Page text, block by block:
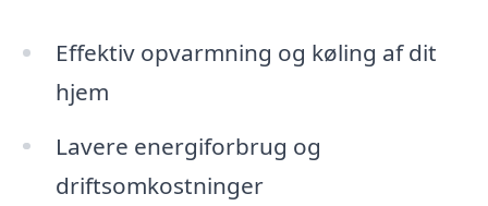
Effektiv opvarmning og køling af dit
hjem
Lavere energiforbrug og
driftsomkostninger